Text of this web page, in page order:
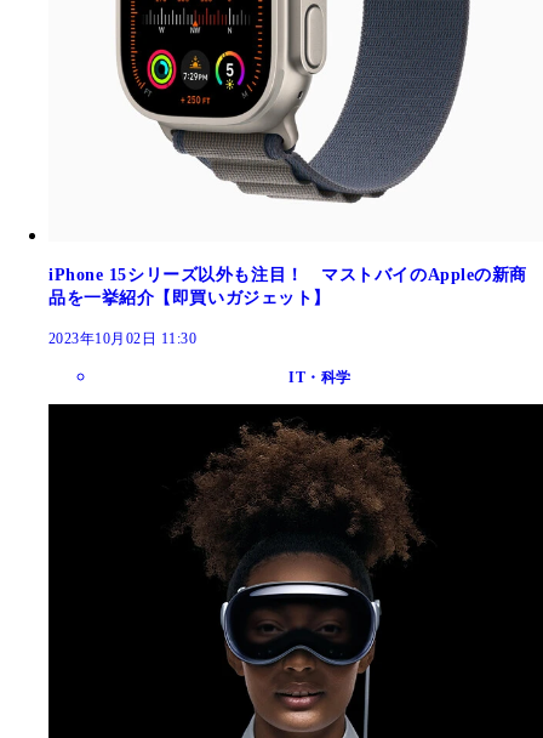
iPhone 15シリーズ以外も注目！ マストバイのAppleの新商
品を一挙紹介【即買いガジェット】
2023年10月02日 11:30
IT・科学